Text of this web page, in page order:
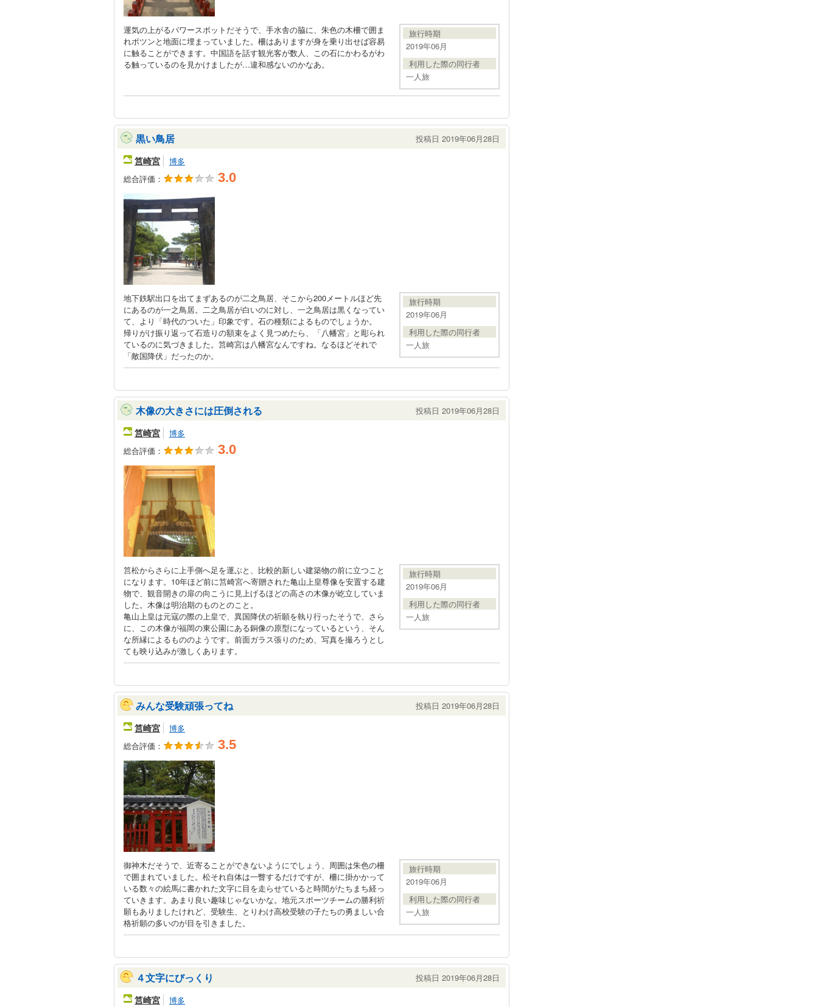
運気の上がるパワースポットだそうで、手水舎の脇に、朱色の木柵で囲ま
れポツンと地面に埋まっていました。柵はありますが身を乗り出せば容易
に触ることができます。中国語を話す観光客が数人、この石にかわるがわ
る触っているのを見かけましたが…違和感ないのかなあ。
旅行時期
2019年06月
利用した際の同行者
一人旅
黒い鳥居 投稿日 2019年06月28日
筥崎宮
博多
総合評価：
3.0
地下鉄駅出口を出てまずあるのが二之鳥居、そこから200メートルほど先
にあるのが一之鳥居。二之鳥居が白いのに対し、一之鳥居は黒くなってい
て、より「時代のついた」印象です。石の種類によるものでしょうか。
帰りがけ振り返って石造りの額束をよく見つめたら、「八幡宮」と彫られ
ているのに気づきました。筥崎宮は八幡宮なんですね。なるほどそれで
「敵国降伏」だったのか。
旅行時期
2019年06月
利用した際の同行者
一人旅
木像の大きさには圧倒される 投稿日 2019年06月28日
筥崎宮
博多
総合評価：
3.0
筥松からさらに上手側へ足を運ぶと、比較的新しい建築物の前に立つこと
になります。10年ほど前に筥崎宮へ寄贈された亀山上皇尊像を安置する建
物で、観音開きの扉の向こうに見上げるほどの高さの木像が屹立していま
した。木像は明治期のものとのこと。
亀山上皇は元寇の際の上皇で、異国降伏の祈願を執り行ったそうで、さら
に、この木像が福岡の東公園にある銅像の原型になっているという、そん
な所縁によるもののようです。前面ガラス張りのため、写真を撮ろうとし
ても映り込みが激しくあります。
旅行時期
2019年06月
利用した際の同行者
一人旅
みんな受験頑張ってね 投稿日 2019年06月28日
筥崎宮
博多
総合評価：
3.5
御神木だそうで、近寄ることができないようにでしょう、周囲は朱色の柵
で囲まれていました。松それ自体は一瞥するだけですが、柵に掛かかって
いる数々の絵馬に書かれた文字に目を走らせていると時間がたちまち経っ
ていきます。あまり良い趣味じゃないかな。地元スポーツチームの勝利祈
願もありましたけれど、受験生、とりわけ高校受験の子たちの勇ましい合
格祈願の多いのが目を引きました。
旅行時期
2019年06月
利用した際の同行者
一人旅
４文字にびっくり 投稿日 2019年06月28日
筥崎宮 博多